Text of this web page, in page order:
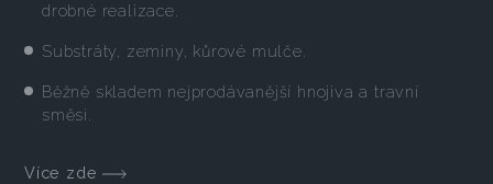
drobné realizace.
Substráty, zeminy, kůrové mulče.
Běžně skladem nejprodávanější hnojiva a travní
směsi.
Více zde